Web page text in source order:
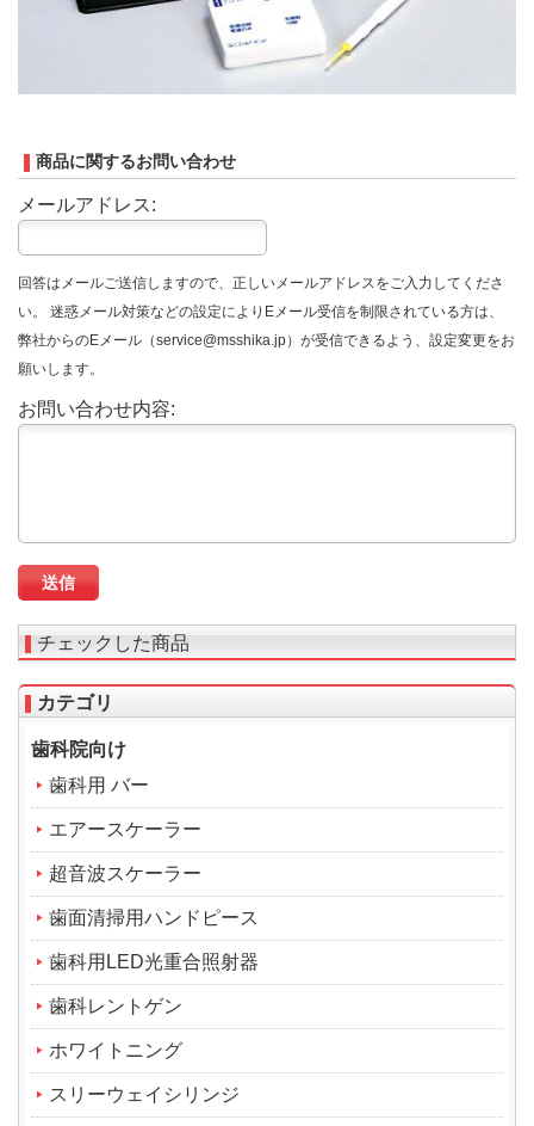
商品に関するお問い合わせ
メールアドレス:
回答はメールご送信しますので、正しいメールアドレスをご入力してくださ
い。 迷惑メール対策などの設定によりEメール受信を制限されている方は、
弊社からのEメール（service@msshika.jp）が受信できるよう、設定変更をお
願いします。
お問い合わせ内容:
チェックした商品
カテゴリ
歯科院向け
歯科用 バー
エアースケーラー
超音波スケーラー
歯面清掃用ハンドピース
歯科用LED光重合照射器
歯科レントゲン
ホワイトニング
スリーウェイシリンジ